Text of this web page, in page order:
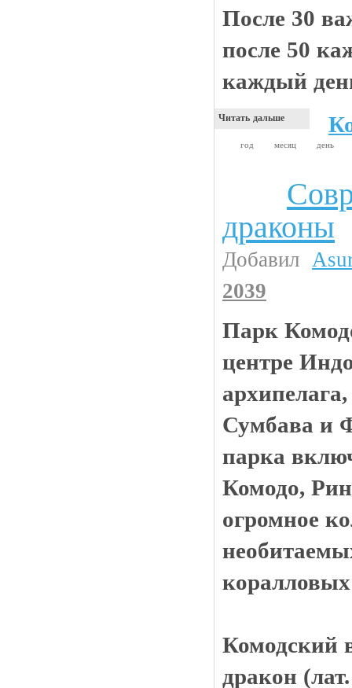
После 30
после 50
каждый
Читать дальше
год месяц день
драконы
Добавил
2039
Парк
центре
Сумбава и
парка
Комодо,
огромное
Комодский
дракон